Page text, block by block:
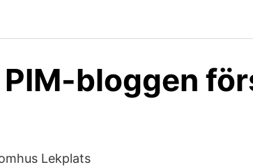
bloggen
Lekplats